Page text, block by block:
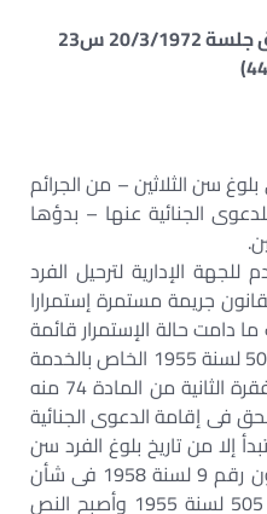
(الطعن رقم 112 لسنة 42 ق جلسة 20/3/1972 س23
سن الثلاثين – من الجرائم
الجنائية عنها – بدؤها
الإدارية لترحيل الفرد
جريمة مستمرة إستمرارا
دامت حالة الإستمرار قائمة
لم تنته. وقد كان القانون رقم 505 لسنة 1955 الخاص بالخدمة
العسكرية والوطنية ينص فى الفقرة الثانية من المادة 74 منه
فى إقامة الدعوى الجنائية
إلا من تاريخ بلوغ الفرد سن
الثلاثين إلا أن الشارع أصدر القانون رقم 9 لسنة 1958 فى شأن
تعديل بعض مواد القانون رقم 505 لسنة 1955 وأصبح النص